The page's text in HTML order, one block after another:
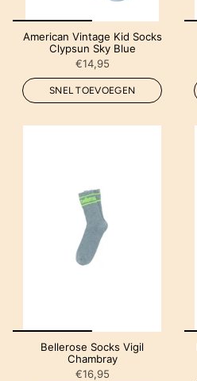
American Vintage Kid Socks
Clypsun Sky Blue
€14,95
SNEL TOEVOEGEN
Bellerose Socks Vigil
Chambray
€16,95